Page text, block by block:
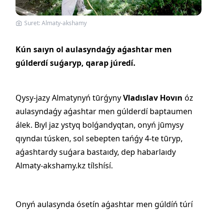
Suret: Almaty-akshamy
Kún saıyn ol aulasyndaǵy aǵashtar men
gúlderdí suǵaryp, qarap júredí.
Qysy-jazy Almatynyń tūrǵynyVladıslav Hovın óz
aulasyndaǵy aǵashtar men gúlderdí baptaumen
álek. Bıyl jaz ystyq bolǵandyqtan, onyń jūmysy
qıyndaı túsken, sol sebepten tańǵy 4-te tūryp,
aǵashtardy suǵara bastaıdy, dep habarlaıdy
Almaty-akshamy.kz tílshísí.
Onyń aulasynda ósetín aǵashtar men gúldíń túrí